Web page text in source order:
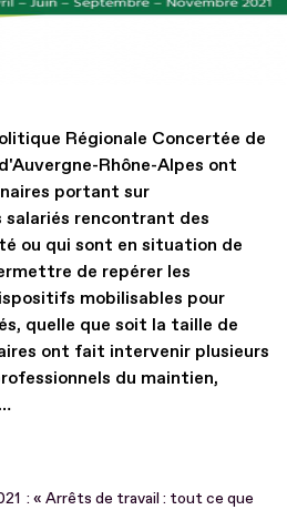
Régionale Concertée de
Rhône-Alpes ont
portant sur
salariés rencontrant des
ou qui sont en situation de
de repérer les
mobilisables pour
quelle que soit la taille de
ont fait intervenir plusieurs
du maintien,
: « Arrêts de travail : tout ce que